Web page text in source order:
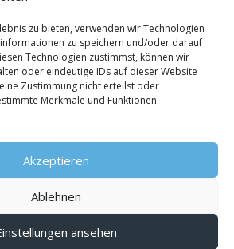
zu bieten, verwenden wir Technologien
zu speichern und/oder darauf
Technologien zustimmst, können wir
oder eindeutige IDs auf dieser Website
Zustimmung nicht erteilst oder
Merkmale und Funktionen
Akzeptieren
Ablehnen
ansehen
und daher die Dinge so angeht, wie
Consulting bringt dabei
und mit ihm frische Ideen, die
bereits in anderen Bereichen
sind.